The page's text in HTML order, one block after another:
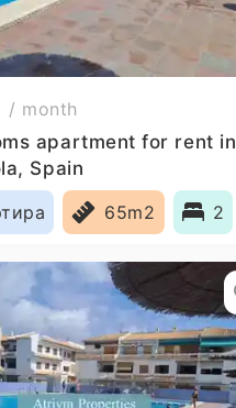
/ month
apartment for rent in
Spain
65m2 2